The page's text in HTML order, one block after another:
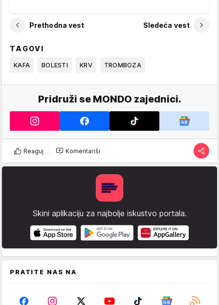
Prethodna vest Sledeća vest
TAGOVI
KAFA BOLESTI KRV TROMBOZA
Pridruži se MONDO zajednici.
Reaguj Komentariši
Skini aplikaciju za najbolje iskustvo portala.
PRATITE NAS NA